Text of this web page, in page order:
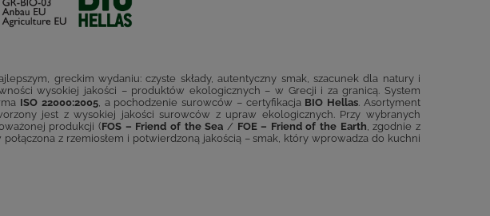
greckim wydaniu: czyste składy, autentyczny smak, szacunek dla natury i
wysokiej jakości – produktów ekologicznych – w Grecji i za granicą. System
ISO 22000:2005, a pochodzenie surowców – certyfikacja BIO Hellas. Asortyment
jest z wysokiej jakości surowców z upraw ekologicznych. Przy wybranych
produkcji (FOS – Friend of the Sea / FOE – Friend of the Earth, zgodnie z
z rzemiosłem i potwierdzoną jakością – smak, który wprowadza do kuchni